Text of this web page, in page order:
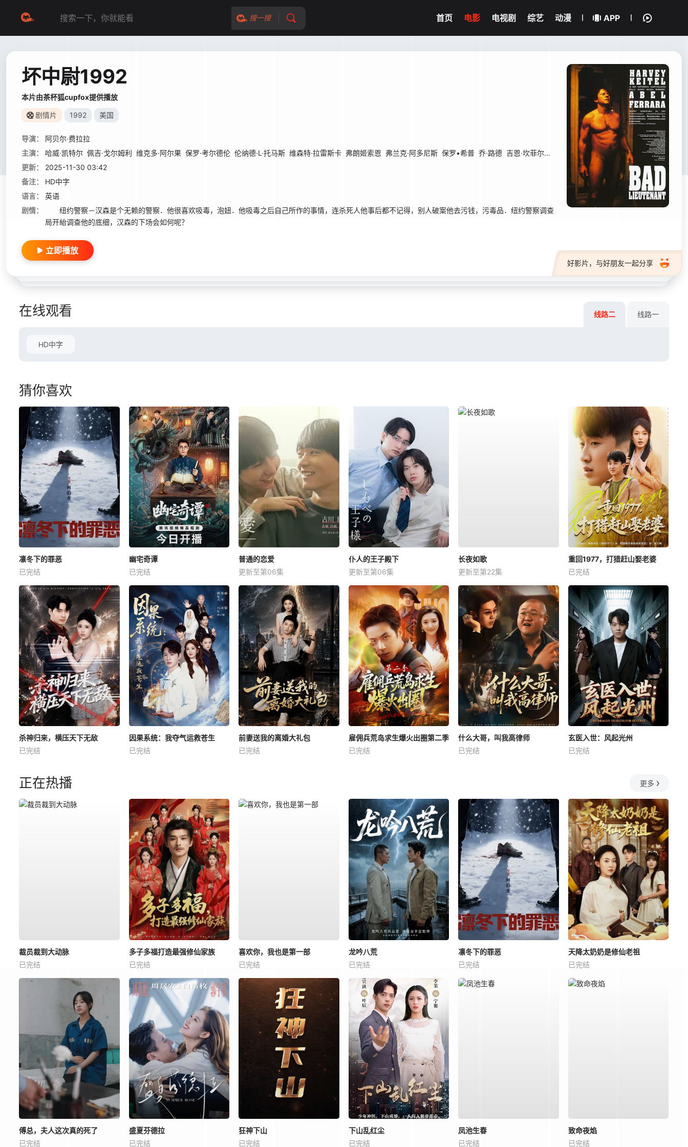
搜一搜 首页 电影 电视剧 综艺 动漫 APP
坏中尉1992
本片由茶杯狐cupfox提供播放
剧情片 1992 美国
导演：
阿贝尔·费拉拉
主演：
哈威·凯特尔 佩吉·戈尔姆利 维克多·阿尔果 保罗·考尔德伦 伦纳德·L·托马斯 维森特·拉雷斯卡 弗朗姬索恩 弗兰克·阿多尼斯 保罗•希普 乔·路德 吉恩·坎菲尔德 艾迪·丹尼尔斯 比安卡·亨特 Ed Kovens
更新：
2025-11-30 03:42
备注：
HD中字
语言：
英语
剧情：
纽约警察－汉森是个无赖的警察．他很喜欢吸毒，泡妞．他吸毒之后自己所作的事情，连杀死人他事后都不记得，别人破案他去污钱，污毒品．纽约警察调查
局开紿调查他的底细，汉森的下场会如何呢？
好影片，与好朋友一起分享
立即播放
在线观看 线路二 线路一
HD中字
猜你喜欢
凛冬下的罪恶
已完结
幽宅奇谭
已完结
普通的恋爱
更新至第06集
仆人的王子殿下
更新至第06集
长夜如歌
更新至第22集
重回1977，打猎赶山娶老婆
已完结
杀神归来，横压天下无敌
已完结
因果系统：我夺气运救苍生
已完结
前妻送我的离婚大礼包
已完结
雇佣兵荒岛求生爆火出圈第二季
已完结
什么大哥，叫我高律师
已完结
玄医入世：风起光州
已完结
正在热播 更多
裁员裁到大动脉
已完结
多子多福打造最强修仙家族
已完结
喜欢你，我也是第一部
已完结
龙吟八荒
已完结
凛冬下的罪恶
已完结
天降太奶奶是修仙老祖
已完结
傅总，夫人这次真的死了
已完结
盛夏芬德拉
已完结
狂神下山
已完结
下山乱红尘
已完结
凤池生春
已完结
致命夜焰
已完结